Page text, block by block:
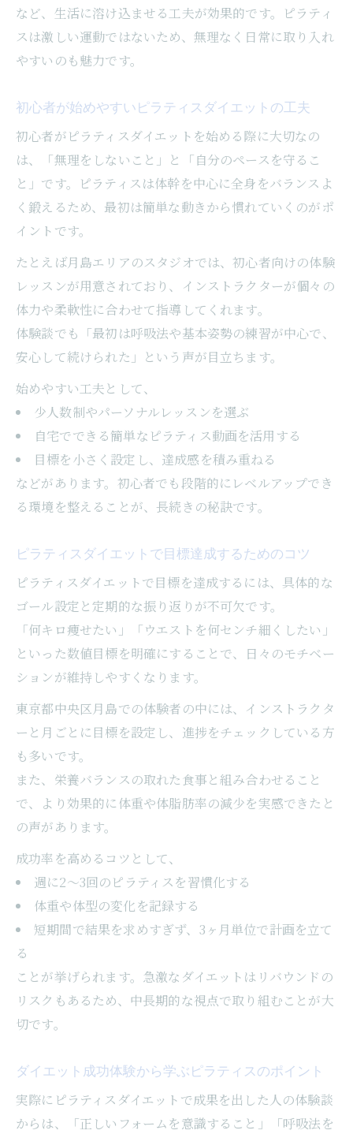
など、生活に溶け込ませる工夫が効果的です。ピラティ
スは激しい運動ではないため、無理なく日常に取り入れ
やすいのも魅力です。
初心者が始めやすいピラティスダイエットの工夫
初心者がピラティスダイエットを始める際に大切なの
は、「無理をしないこと」と「自分のペースを守るこ
と」です。ピラティスは体幹を中心に全身をバランスよ
く鍛えるため、最初は簡単な動きから慣れていくのがポ
イントです。
たとえば月島エリアのスタジオでは、初心者向けの体験
レッスンが用意されており、インストラクターが個々の
体力や柔軟性に合わせて指導してくれます。
体験談でも「最初は呼吸法や基本姿勢の練習が中心で、
安心して続けられた」という声が目立ちます。
始めやすい工夫として、
少人数制やパーソナルレッスンを選ぶ
自宅でできる簡単なピラティス動画を活用する
目標を小さく設定し、達成感を積み重ねる
などがあります。初心者でも段階的にレベルアップでき
る環境を整えることが、長続きの秘訣です。
ピラティスダイエットで目標達成するためのコツ
ピラティスダイエットで目標を達成するには、具体的な
ゴール設定と定期的な振り返りが不可欠です。
「何キロ痩せたい」「ウエストを何センチ細くしたい」
といった数値目標を明確にすることで、日々のモチベー
ションが維持しやすくなります。
東京都中央区月島での体験者の中には、インストラクタ
ーと月ごとに目標を設定し、進捗をチェックしている方
も多いです。
また、栄養バランスの取れた食事と組み合わせること
で、より効果的に体重や体脂肪率の減少を実感できたと
の声があります。
成功率を高めるコツとして、
週に2～3回のピラティスを習慣化する
体重や体型の変化を記録する
短期間で結果を求めすぎず、3ヶ月単位で計画を立て
る
ことが挙げられます。急激なダイエットはリバウンドの
リスクもあるため、中長期的な視点で取り組むことが大
切です。
ダイエット成功体験から学ぶピラティスのポイント
実際にピラティスダイエットで成果を出した人の体験談
からは、「正しいフォームを意識すること」「呼吸法を